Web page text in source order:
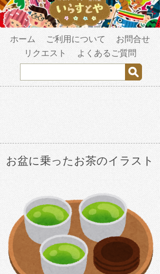
ホーム ご利用について
お問合せ
リクエスト
よくあるご質問
お盆に乗ったお茶のイラスト